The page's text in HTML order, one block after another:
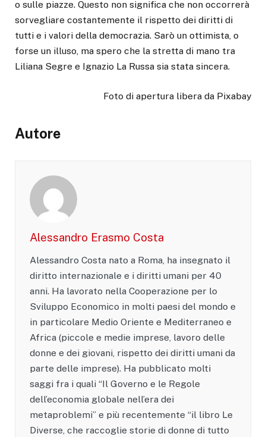
o sulle piazze. Questo non significa che non occorrerà
sorvegliare costantemente il rispetto dei diritti di
tutti e i valori della democrazia. Sarò un ottimista, o
forse un illuso, ma spero che la stretta di mano tra
Liliana Segre e Ignazio La Russa sia stata sincera.
Foto di apertura libera da Pixabay
Autore
Alessandro Erasmo Costa
Alessandro Costa nato a Roma, ha insegnato il
diritto internazionale e i diritti umani per 40
anni. Ha lavorato nella Cooperazione per lo
Sviluppo Economico in molti paesi del mondo e
in particolare Medio Oriente e Mediterraneo e
Africa (piccole e medie imprese, lavoro delle
donne e dei giovani, rispetto dei diritti umani da
parte delle imprese). Ha pubblicato molti
saggi fra i quali “Il Governo e le Regole
dell’economia globale nell’era dei
metaproblemi” e più recentemente “il libro Le
Diverse, che raccoglie storie di donne di tutto